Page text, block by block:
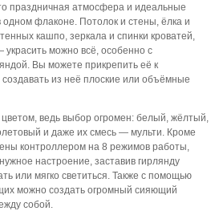
праздничная атмосфера и идеальные
одном флаконе. Потолок и стены, ёлка и
кашпо, зеркала и спинки кроватей,
можно всё, особенно с
Вы можете прикрепить её к
из неё плоские или объёмные
ведь выбор огромен: белый, жёлтый,
и даже их смесь — мульти. Кроме
контроллером на 8 режимов работы,
настроение, заставив гирлянду
или мягко светиться. Также с помощью
можно создать огромный сияющий
собой.